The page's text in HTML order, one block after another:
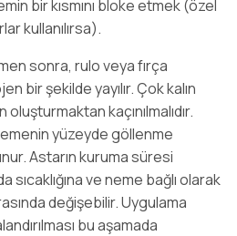
bir kısmını bloke etmek (özel
kullanılırsa).
sonra, rulo veya fırça
bir şekilde yayılır. Çok kalın
kaçınılmalıdır.
yüzeyde göllenme
Astarın kuruma süresi
sıcaklığına ve neme bağlı olarak
değişebilir. Uygulama
bu aşamada